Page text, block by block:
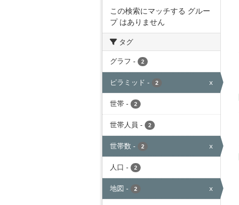
この検索にマッチする グルー
プ はありません
タグ
グラフ - 2
ピラミッド - 2 x
世帯 - 2
世帯人員 - 2
世帯数 - 2 x
人口 - 2
地図 - 2 x